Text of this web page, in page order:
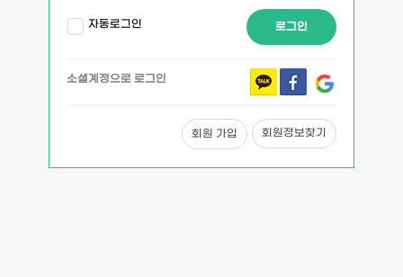
자동로그인 로그인
소셜계정으로 로그인
회원 가입 회원정보찾기